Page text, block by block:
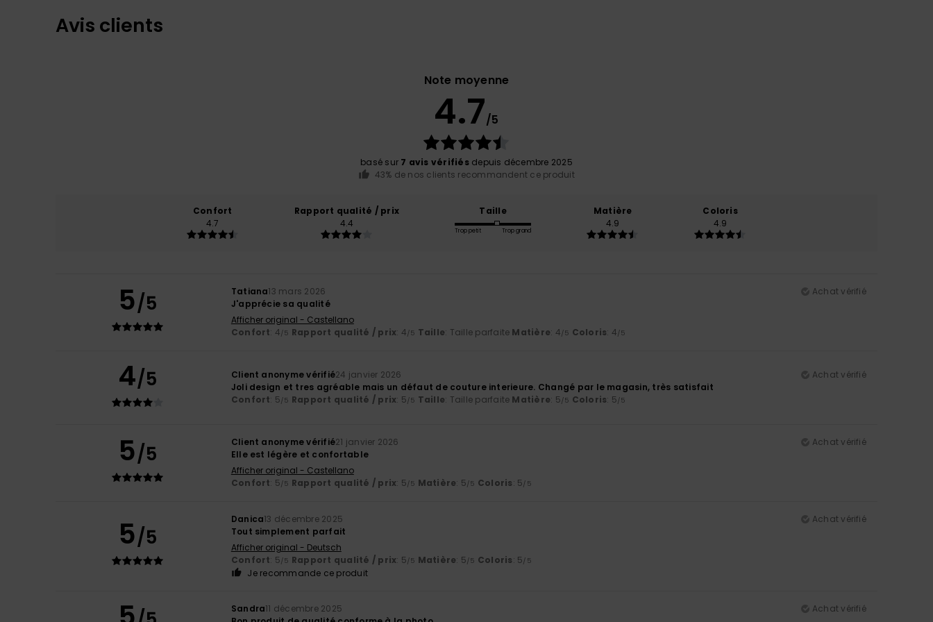
Avis clients
Note moyenne
4.7/5
basé sur 7 avis vérifiésdepuis décembre 2025
43% de nos clients recommandent ce produit
Confort
4.7
Rapport qualité / prix
4.4
Taille
Trop petit Trop grand
Matière
4.9
Coloris
4.9
5/5 Tatiana13 mars 2026
Achat vérifié
J'apprécie sa qualité
Afficher original - Castellano
Confort: 4/5 Rapport qualité / prix: 4/5 Taille: Taille parfaite Matière: 4/5 Coloris: 4/5
4/5 Client anonyme vérifié24 janvier 2026
Achat vérifié
Joli design et tres agréable mais un défaut de couture interieure. Changé par le magasin, très satisfait
Confort: 5/5 Rapport qualité / prix: 5/5 Taille: Taille parfaite Matière: 5/5 Coloris: 5/5
5/5 Client anonyme vérifié21 janvier 2026
Achat vérifié
Elle est légère et confortable
Afficher original - Castellano
Confort: 5/5 Rapport qualité / prix: 5/5 Matière: 5/5 Coloris: 5/5
5/5
Danica13 décembre 2025
Achat vérifié
Tout simplement parfait
Afficher original - Deutsch
Confort: 5/5 Rapport qualité / prix: 5/5 Matière: 5/5 Coloris: 5/5
Je recommande ce produit
Sandra11 décembre 2025
Achat vérifié